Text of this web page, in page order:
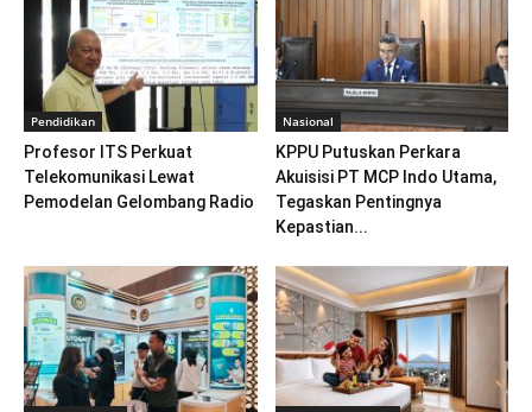
Pendidikan
Profesor ITS Perkuat
Telekomunikasi Lewat
Pemodelan Gelombang Radio
Nasional
KPPU Putuskan Perkara
Akuisisi PT MCP Indo Utama,
Tegaskan Pentingnya
Kepastian...